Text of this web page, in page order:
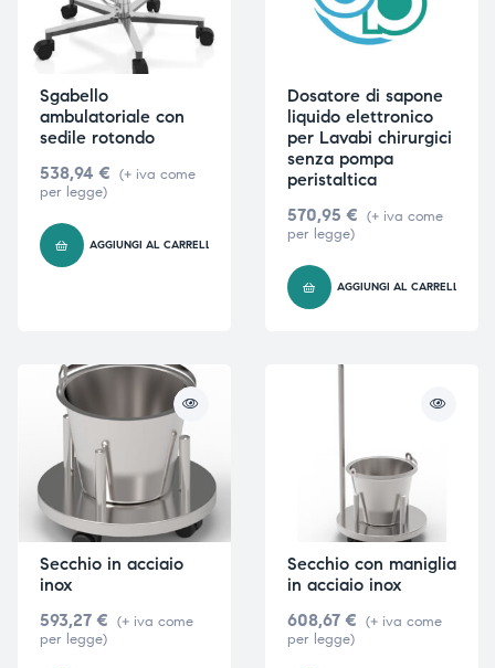
Sgabello
ambulatoriale con
sedile rotondo
538,94 € (+ iva come
per legge)
AGGIUNGI AL CARRELLO
Dosatore di sapone
liquido elettronico
per Lavabi chirurgici
senza pompa
peristaltica
570,95 € (+ iva come
per legge)
AGGIUNGI AL CARRELLO
Secchio in acciaio
inox
593,27 € (+ iva come
per legge)
Secchio con maniglia
in acciaio inox
608,67 € (+ iva come
per legge)